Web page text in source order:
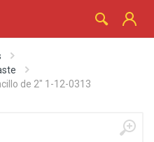
de 2" 1-12-0313